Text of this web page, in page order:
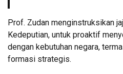
Prof. Zudan menginstruksikan
Kedeputian, untuk proaktif
dengan kebutuhan negara,
formasi strategis.